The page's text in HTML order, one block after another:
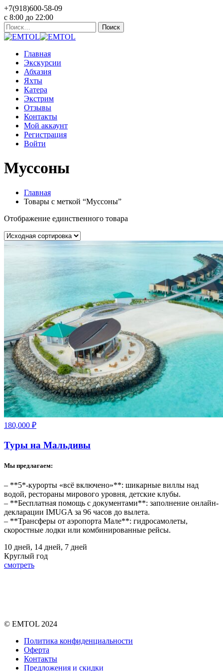
+7(918)600-58-09
c 8:00 до 22:00
Найти:
Главная
Экскурсии
Абхазия
Яхты
Катера
Экстрим
Отзывы
Контакты
Мой аккаунт
Регистрация
Войти
Муссоны
Главная
Товары с меткой “Муссоны”
Отображение единственного товара
180,000 ₽
Туры на Мальдивы
Мы предлагаем:
– **5*-курорты «всё включено»**: шикарные виллы над
водой, рестораны мирового уровня, детские клубы.
– **Бесплатная помощь с документами**: заполнение онлайн-
декларации IMUGA за 96 часов до вылета.
– **Трансферы от аэропорта Мале**: гидросамолеты,
скоростные лодки или комбинированные рейсы.
10 дней, 14 дней, 7 дней
Круглый год
смотреть
© EMTOL 2024
Политика конфиденциальности
Оферта
Контакты
Предложения и скидки